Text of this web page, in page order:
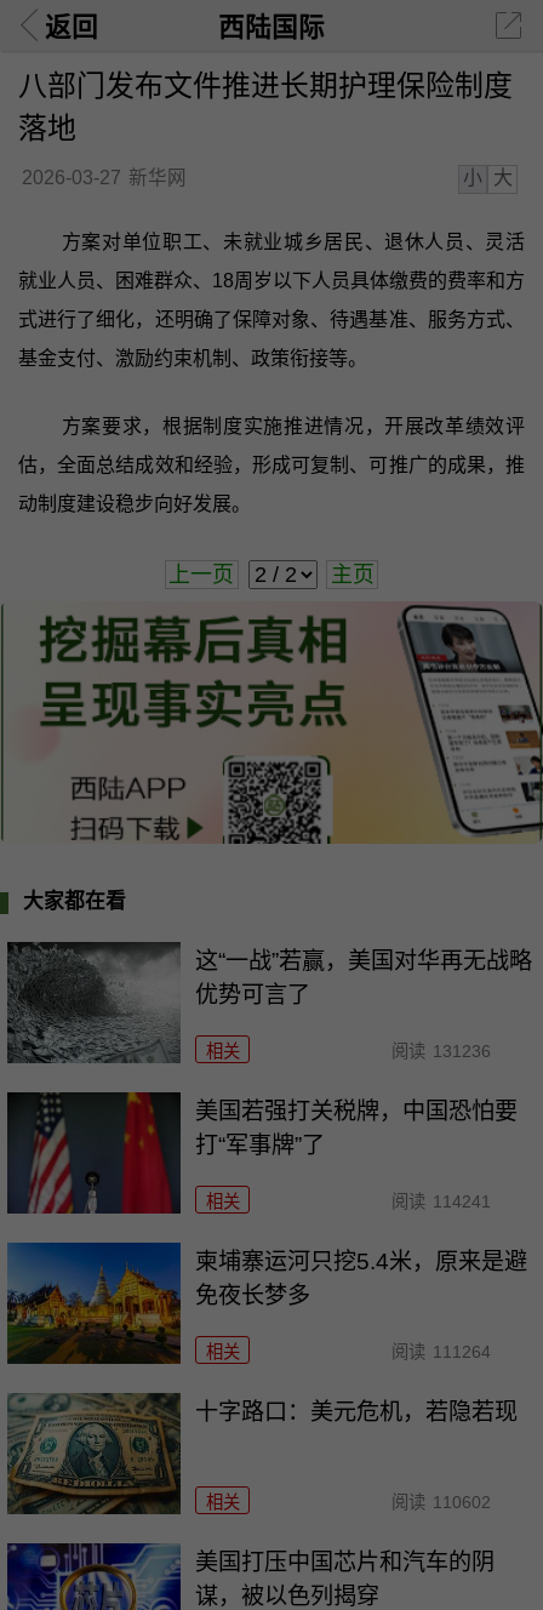
返回 西陆国际
八部门发布文件推进长期护理保险制度
落地
2026-03-27 新华网 小 大
方案对单位职工、未就业城乡居民、退休人员、灵活
就业人员、困难群众、18周岁以下人员具体缴费的费率和方
式进行了细化，还明确了保障对象、待遇基准、服务方式、
基金支付、激励约束机制、政策衔接等。
方案要求，根据制度实施推进情况，开展改革绩效评
估，全面总结成效和经验，形成可复制、可推广的成果，推
动制度建设稳步向好发展。
上一页 主页
大家都在看
这“一战”若赢，美国对华再无战略
优势可言了
相关 阅读 131236
美国若强打关税牌，中国恐怕要
打“军事牌”了
相关 阅读 114241
柬埔寨运河只挖5.4米，原来是避
免夜长梦多
相关 阅读 111264
十字路口：美元危机，若隐若现
相关 阅读 110602
美国打压中国芯片和汽车的阴
谋，被以色列揭穿